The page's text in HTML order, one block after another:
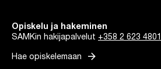
Opiskelu ja hakeminen
SAMKin hakijapalvelut +358 2 623 4801
Hae opiskelemaan arrow_forward